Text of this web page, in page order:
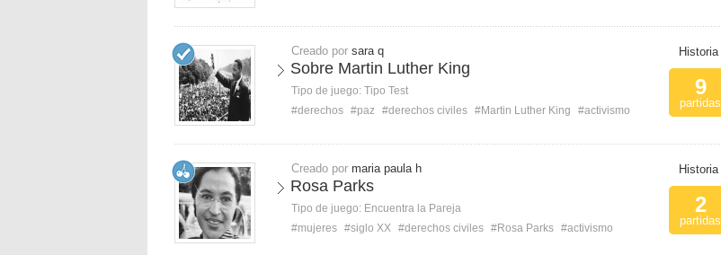
Creado por sara q
Sobre Martin Luther King
Tipo de juego: Tipo Test
#derechos #paz #derechos civiles #Martin Luther King #activismo
Historia
9
partidas
Creado por maria paula h
Rosa Parks
Tipo de juego: Encuentra la Pareja
#mujeres #siglo XX #derechos civiles #Rosa Parks #activismo
Historia
2
partidas